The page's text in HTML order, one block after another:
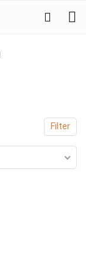
Filter